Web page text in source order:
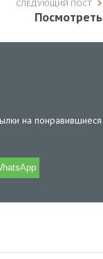
СЛЕДУЮЩИЙ ПОСТ
Посмотреть
на понравившиеся